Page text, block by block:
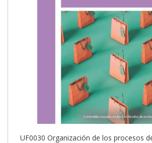
UF0030 Organización de los procesos